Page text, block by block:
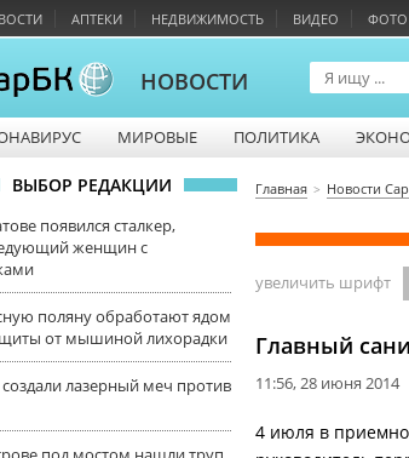
АПТЕКИ НЕДВИЖИМОСТЬ ВИДЕО ФОТО
НОВОСТИ
МИРОВЫЕ ПОЛИТИКА
ВЫБОР РЕДАКЦИИ
появился сталкер,
женщин с
поляну обработают ядом
от мышиной лихорадки
создали лазерный меч против
Главная Новости
увеличить шрифт
Главный
11:56, 28 июня 2014
4 июля в